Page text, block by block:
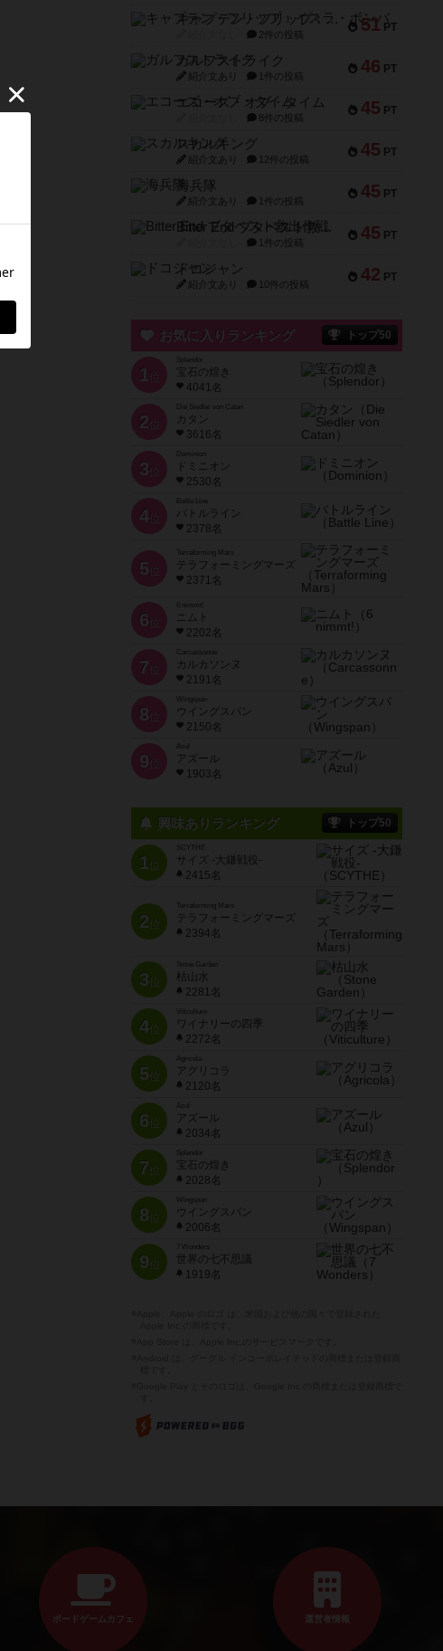
51 PT
キャプテン・フリップ：イスラ・ボンバ
2件の投稿
46 PT
ガルフストライク
紹介文あり 1件の投稿
45 PT
エコーズ・オブ・タイム
8件の投稿
45 PT
スカルキング
紹介文あり 12件の投稿
45 PT
海兵隊
紹介文あり 1件の投稿
45 PT
Bitter End ブタペスト救出作戦
1件の投稿
42 PT
ドコジャン
紹介文あり 10件の投稿
お気に入りランキング トップ50
1 位
宝石の煌き
4041名
2 位
Die Siedler von Catan
カタン
3616名
3 位
ドミニオン
2530名
4位
Battle Line
バトルライン
2378名
5 位
Terraforming Mars
テラフォーミングマーズ
2371名
6 位
ニムト
2202名
7 位
Carcassonne
カルカソンヌ
2191名
8 位
Wingspan
ウイングスパン
2150名
9 位
Azul
アズール
1903名
興味ありランキング トップ50
1位
SCYTHE
サイズ -大鎌戦役-
2415名
2位
Terraforming Mars
テラフォーミングマーズ
2394名
3位
Stone Garden
枯山水
2281名
4位
Viticulture
ワイナリーの四季
2272名
5位
Agricola
アグリコラ
2120名
6位
Azul
アズール
2034名
7位
宝石の煌き
2028名
8位
Wingspan
ウイングスパン
2006名
9位
7 Wonders
世界の七不思議
1919名
ボードゲームカフェ 運営者情報